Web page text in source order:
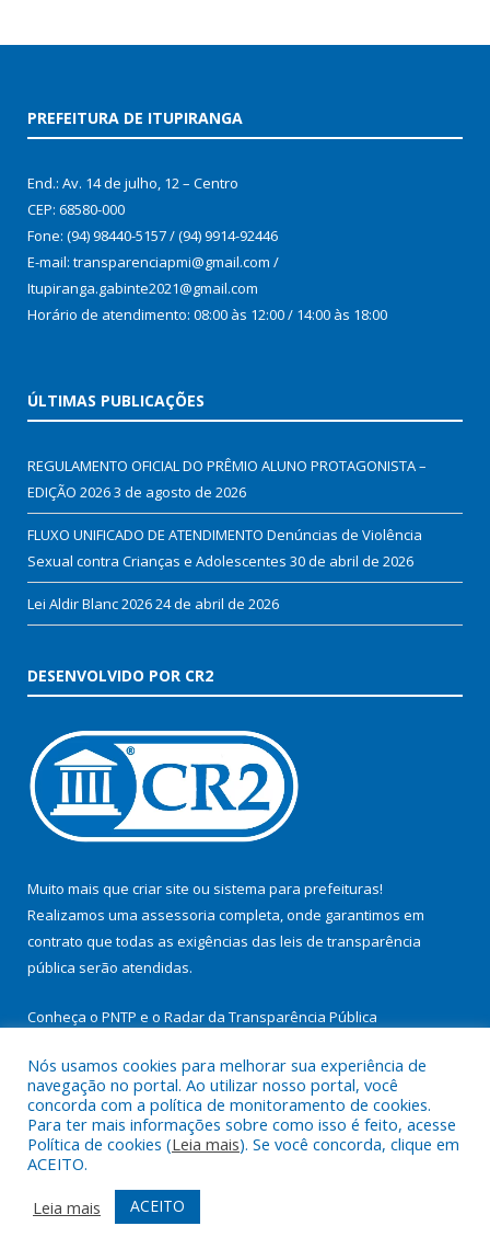
PREFEITURA DE ITUPIRANGA
End.: Av. 14 de julho, 12 – Centro
CEP: 68580-000
Fone: (94) 98440-5157 / (94) 9914-92446
E-mail: transparenciapmi@gmail.com /
Itupiranga.gabinte2021@gmail.com
Horário de atendimento: 08:00 às 12:00 / 14:00 às 18:00
ÚLTIMAS PUBLICAÇÕES
REGULAMENTO OFICIAL DO PRÊMIO ALUNO PROTAGONISTA –
EDIÇÃO 20263 de agosto de 2026
FLUXO UNIFICADO DE ATENDIMENTO Denúncias de Violência
Sexual contra Crianças e Adolescentes 30 de abril de 2026
Lei Aldir Blanc 202624 de abril de 2026
DESENVOLVIDO POR CR2
Muito mais que criar site ou sistema para prefeituras!
Realizamos uma assessoria completa, onde garantimos em
contrato que todas as exigências das leis de transparência
pública serão atendidas.
Conheça o PNTP e o Radar da Transparência Pública
Todos os direitos reservados a Prefeitura Municipal de
Itupiranga.
Mapa do Site
Acessar Área Administrativa
Acessar Webmail
Nós usamos cookies para melhorar sua experiência de
navegação no portal. Ao utilizar nosso portal, você
concorda com a política de monitoramento de cookies.
Para ter mais informações sobre como isso é feito, acesse
Política de cookies (Leia mais). Se você concorda, clique em
ACEITO.
Leia mais
ACEITO